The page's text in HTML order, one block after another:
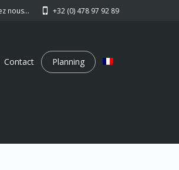
nous… +32 (0) 478 97 92 89
Contact Planning